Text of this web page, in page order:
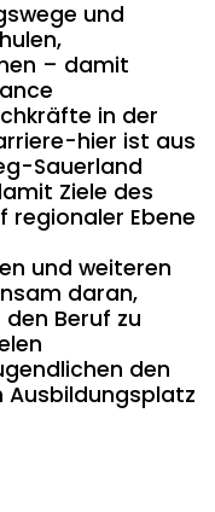
und
– damit
in der
hier ist aus
Sauerland
Ziele des
regionaler Ebene
und weiteren
daran,
Beruf zu
den
Ausbildungsplatz